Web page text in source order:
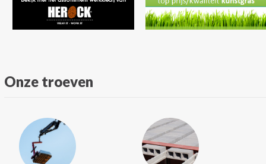
Onze troeven